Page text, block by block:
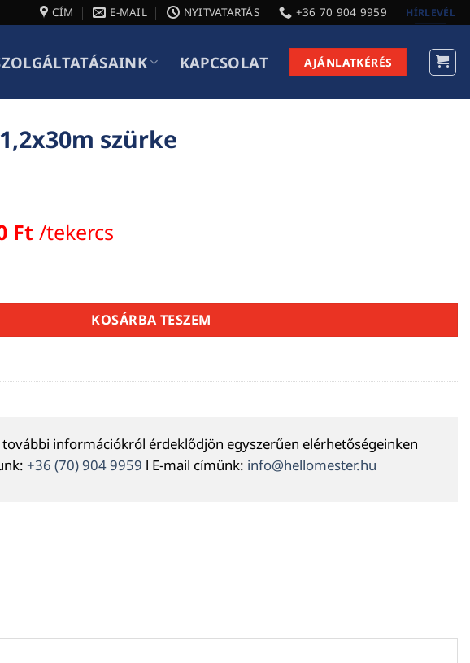
CÍM E-MAIL NYITVATARTÁS +36 70 904 9959 HÍRLEVÉL
KAPCSOLAT AJÁNLATKÉRÉS
szürke
Ft /tekercs
mennyiség
KOSÁRBA TESZEM
információkról érdeklődjön egyszerűen elérhetőségeinken
+36 (70) 904 9959 l E-mail címünk: info@hellomester.hu